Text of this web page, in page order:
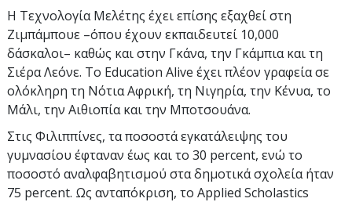
Η Τεχνολογία Μελέτης έχει επίσης εξαχθεί στη
Ζιμπάμπουε –όπου έχουν εκπαιδευτεί 10,000
δάσκαλοι– καθώς και στην Γκάνα, την Γκάμπια και τη
Σιέρα Λεόνε. Το Education Alive έχει πλέον γραφεία σε
ολόκληρη τη Νότια Αφρική, τη Νιγηρία, την Κένυα, το
Μάλι, την Αιθιοπία και την Μποτσουάνα.
Στις Φιλιππίνες, τα ποσοστά εγκατάλειψης του
γυμνασίου έφταναν έως και το 30 percent, ενώ το
ποσοστό αναλφαβητισμού στα δημοτικά σχολεία ήταν
75 percent. Ως ανταπόκριση, το Applied Scholastics